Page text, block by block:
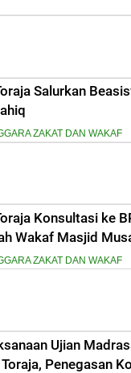
Salurkan
ZAKAT DAN WAKAF
Konsultasi ke
Wakaf Masjid
ZAKAT DAN WAKAF
Ujian
Penegasan